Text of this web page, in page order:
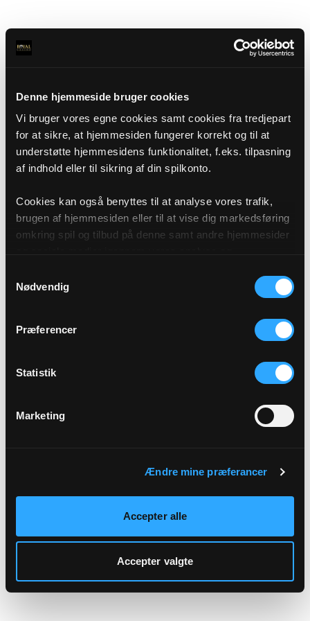
Denne hjemmeside bruger cookies
Vi bruger vores egne cookies samt cookies fra tredjepart
for at sikre, at hjemmesiden fungerer korrekt og til at
understøtte hjemmesidens funktionalitet, f.eks. tilpasning
af indhold eller til sikring af din spilkonto.
Cookies kan også benyttes til at analyse vores trafik,
brugen af hjemmesiden eller til at vise dig markedsføring
omkring spil og tilbud på denne samt andre hjemmesider
af cookies under "Detaljer" eller ved at klikke videre til
vores Cookiepolitik, som du finder i bunden af vores
Nødvendig
Præferencer
Statistik
Marketing
Ændre mine præferancer
Accepter alle
Accepter valgte